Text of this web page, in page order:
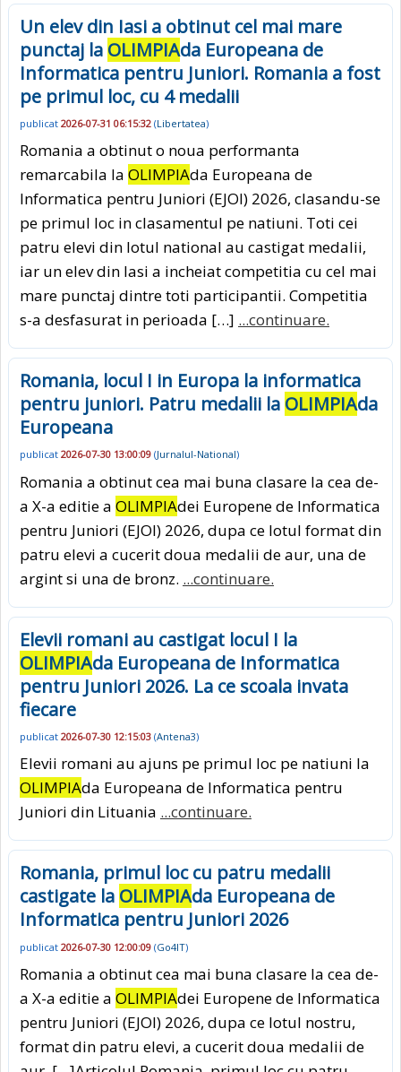
Un elev din Iasi a obtinut cel mai mare
punctaj la OLIMPIAda Europeana de
Informatica pentru Juniori. Romania a fost
pe primul loc, cu 4 medalii
publicat 2026-07-31 06:15:32 (Libertatea)
Romania a obtinut o noua performanta
remarcabila la OLIMPIAda Europeana de
Informatica pentru Juniori (EJOI) 2026, clasandu-se
pe primul loc in clasamentul pe natiuni. Toti cei
patru elevi din lotul national au castigat medalii,
iar un elev din Iasi a incheiat competitia cu cel mai
mare punctaj dintre toti participantii. Competitia
s-a desfasurat in perioada […] ...continuare.
Romania, locul I in Europa la informatica
pentru juniori. Patru medalii la OLIMPIAda
Europeana
publicat 2026-07-30 13:00:09 (Jurnalul-National)
Romania a obtinut cea mai buna clasare la cea de-
a X-a editie a OLIMPIAdei Europene de Informatica
pentru Juniori (EJOI) 2026, dupa ce lotul format din
patru elevi a cucerit doua medalii de aur, una de
argint si una de bronz. ...continuare.
Elevii romani au castigat locul I la
OLIMPIAda Europeana de Informatica
pentru Juniori 2026. La ce scoala invata
fiecare
publicat 2026-07-30 12:15:03 (Antena3)
Elevii romani au ajuns pe primul loc pe natiuni la
OLIMPIAda Europeana de Informatica pentru
Juniori din Lituania ...continuare.
Romania, primul loc cu patru medalii
castigate la OLIMPIAda Europeana de
Informatica pentru Juniori 2026
publicat 2026-07-30 12:00:09 (Go4IT)
Romania a obtinut cea mai buna clasare la cea de-
a X-a editie a OLIMPIAdei Europene de Informatica
pentru Juniori (EJOI) 2026, dupa ce lotul nostru,
format din patru elevi, a cucerit doua medalii de